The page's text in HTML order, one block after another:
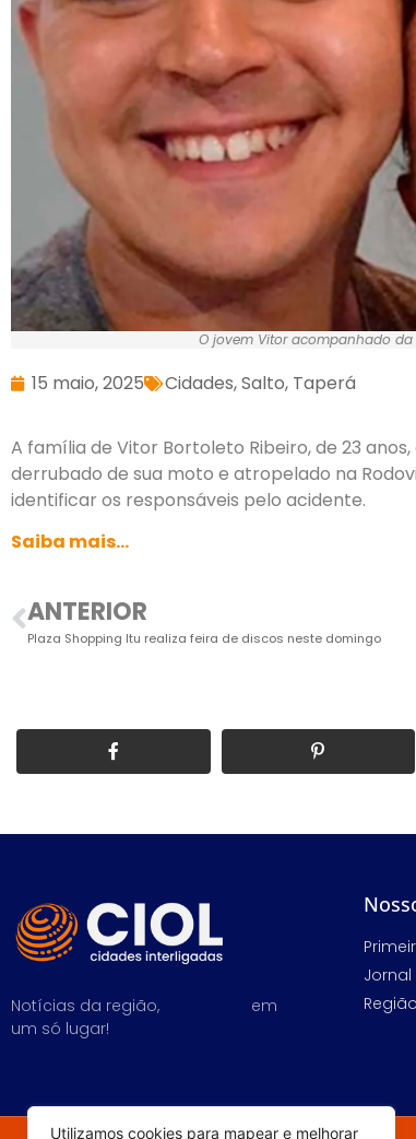
Utilizamos cookies para mapear e melhorar
O jovem Vitor acompanhado
15 maio, 2025 Cidades,Salto, Taperá
A família de Vitor Bortoleto Ribeiro, de 23
derrubado de sua moto e atropelado na
identificar os responsáveis pelo acidente.
Saiba mais…
ANTERIOR
Plaza Shopping Itu realiza feira de discos neste domingo
Notícias da região, em
um só lugar!